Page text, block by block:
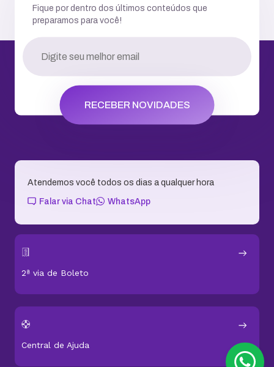
Fique por dentro dos últimos conteúdos que
preparamos para você!
RECEBER NOVIDADES
Atendemos você todos os dias a qualquer hora
Falar via Chat WhatsApp
2ª via de Boleto
Central de Ajuda